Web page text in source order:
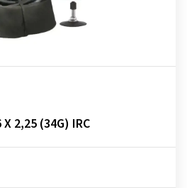
2,25 (34G) IRC